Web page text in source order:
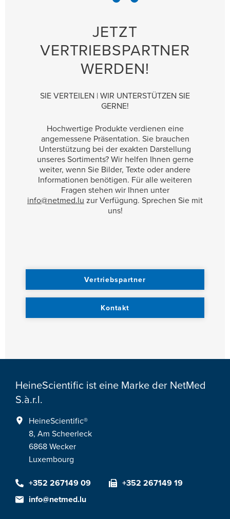
JETZT
VERTRIEBSPARTNER
WERDEN!
SIE VERTEILEN | WIR UNTERSTÜTZEN SIE
GERNE!
Hochwertige Produkte verdienen eine
angemessene Präsentation. Sie brauchen
Unterstützung bei der exakten Darstellung
unseres Sortiments? Wir helfen Ihnen gerne
weiter, wenn Sie Bilder, Texte oder andere
Informationen benötigen. Für alle weiteren
Fragen stehen wir Ihnen unter
info@netmed.lu zur Verfügung. Sprechen Sie mit
uns!
Vertriebspartner
Kontakt
HeineScientific ist eine Marke der NetMed
S.à.r.l.
HeineScientific®
8, Am Scheerleck
6868 Wecker
Luxembourg
+352 267149 09
+352 267149 19
info@netmed.lu